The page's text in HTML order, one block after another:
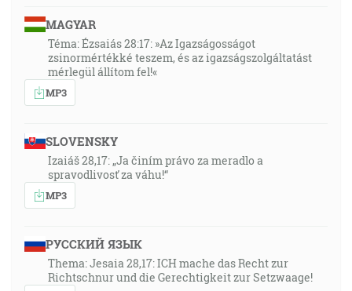
MAGYAR
Téma: Ézsaiás 28:17: »Az Igazságosságot
zsinormértékké teszem, és az igazságszolgáltatást
mérlegül állítom fel!«
MP3
SLOVENSKY
Izaiáš 28,17: „Ja činím právo za meradlo a
spravodlivosť za váhu!“
MP3
РУССКИЙ ЯЗЫК
Thema: Jesaia 28,17: ICH mache das Recht zur
Richtschnur und die Gerechtigkeit zur Setzwaage!